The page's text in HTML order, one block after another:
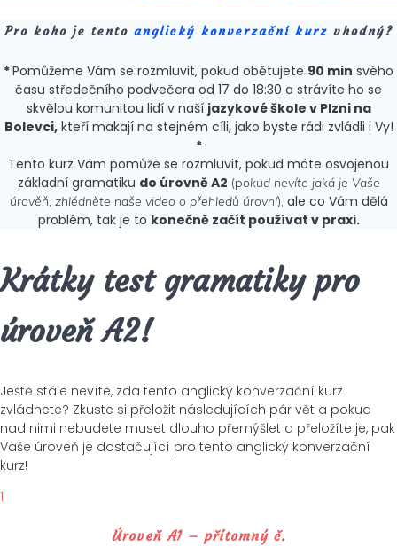
Pro koho je tento anglický konverzační kurz vhodný?
*Pomůžeme Vám se rozmluvit, pokud obětujete 90 min svého
času středečního podvečera od 17 do 18:30 a strávíte ho se
skvělou komunitou lidí v naší jazykové škole v Plzni na
Bolevci,kteří makají na stejném cíli, jako byste rádi zvládli i Vy!
*
Tento kurz Vám pomůže se rozmluvit, pokud máte osvojenou
základní gramatiku do úrovně A2 (pokud nevíte jaká je Vaše
úrověň, zhlédněte naše video o přehledů úrovní), ale co Vám dělá
problém, tak je to konečně začít používat v praxi.
Krátky test gramatiky pro
úroveň A2!
Ještě stále nevíte, zda tento anglický konverzační kurz
zvládnete? Zkuste si přeložit následujících pár vět a pokud
nad nimi nebudete muset dlouho přemýšlet a přeložíte je, pak
Vaše úroveň je dostačující pro tento anglický konverzační
kurz!
1
Úroveň A1 – přítomný č.